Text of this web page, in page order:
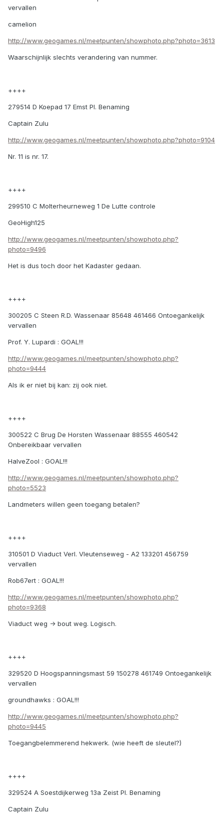
vervallen
camelion
http://www.geogames.nl/meetpunten/showphoto.php?photo=3613
Waarschijnlijk slechts verandering van nummer.
++++
279514 D Koepad 17 Emst Pl. Benaming
Captain Zulu
http://www.geogames.nl/meetpunten/showphoto.php?photo=9104
Nr. 11 is nr. 17.
++++
299510 C Molterheurneweg 1 De Lutte controle
GeoHigh125
http://www.geogames.nl/meetpunten/showphoto.php?
photo=9496
Het is dus toch door het Kadaster gedaan.
++++
300205 C Steen R.D. Wassenaar 85648 461466 Ontoegankelijk
vervallen
Prof. Y. Lupardi : GOAL!!!
http://www.geogames.nl/meetpunten/showphoto.php?
photo=9444
Als ik er niet bij kan: zij ook niet.
++++
300522 C Brug De Horsten Wassenaar 88555 460542
Onbereikbaar vervallen
HalveZool : GOAL!!!
http://www.geogames.nl/meetpunten/showphoto.php?
photo=5523
Landmeters willen geen toegang betalen?
++++
310501 D Viaduct Verl. Vleutenseweg - A2 133201 456759
vervallen
Rob67ert : GOAL!!!
http://www.geogames.nl/meetpunten/showphoto.php?
photo=9368
Viaduct weg -> bout weg. Logisch.
++++
329520 D Hoogspanningsmast 59 150278 461749 Ontoegankelijk
vervallen
groundhawks : GOAL!!!
http://www.geogames.nl/meetpunten/showphoto.php?
photo=9445
Toegangbelemmerend hekwerk. (wie heeft de sleutel?)
++++
329524 A Soestdijkerweg 13a Zeist Pl. Benaming
Captain Zulu